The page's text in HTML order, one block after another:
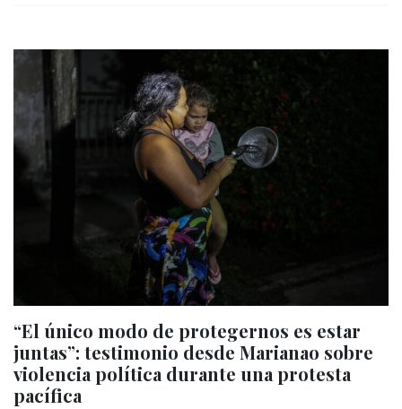
“El único modo de protegernos es estar
juntas”: testimonio desde Marianao sobre
violencia política durante una protesta
pacífica